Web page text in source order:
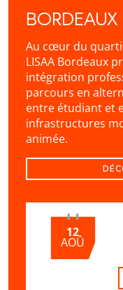
BORDEAUX
Au cœur du
LISAA Bordeaux
intégration
parcours en
entre étudiant et
infrastructures
animée.
12
AOÛ